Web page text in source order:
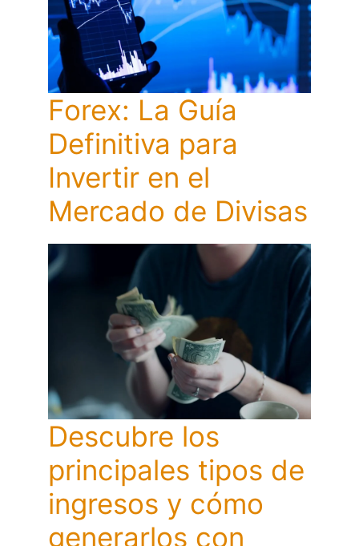
Forex: La Guía
Definitiva para
Invertir en el
Mercado de Divisas
Descubre los
principales tipos de
ingresos y cómo
generarlos con